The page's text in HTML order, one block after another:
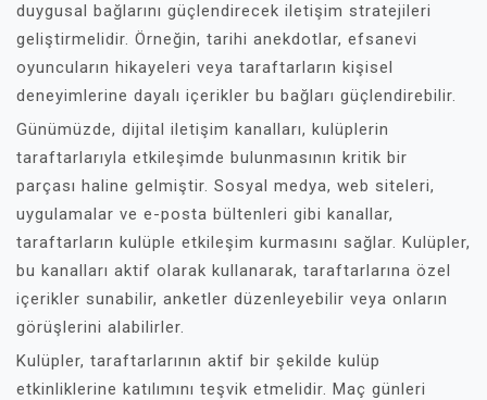
duygusal bağlarını güçlendirecek iletişim stratejileri
geliştirmelidir. Örneğin, tarihi anekdotlar, efsanevi
oyuncuların hikayeleri veya taraftarların kişisel
deneyimlerine dayalı içerikler bu bağları güçlendirebilir.
Günümüzde, dijital iletişim kanalları, kulüplerin
taraftarlarıyla etkileşimde bulunmasının kritik bir
parçası haline gelmiştir. Sosyal medya, web siteleri,
uygulamalar ve e-posta bültenleri gibi kanallar,
taraftarların kulüple etkileşim kurmasını sağlar. Kulüpler,
bu kanalları aktif olarak kullanarak, taraftarlarına özel
içerikler sunabilir, anketler düzenleyebilir veya onların
görüşlerini alabilirler.
Kulüpler, taraftarlarının aktif bir şekilde kulüp
etkinliklerine katılımını teşvik etmelidir. Maç günleri